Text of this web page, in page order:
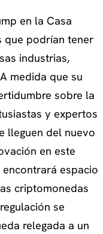
en la Casa
que podrían tener
industrias,
medida que su
sobre la
y expertos
lleguen del nuevo
en este
espacio
criptomonedas
se
relegada a un